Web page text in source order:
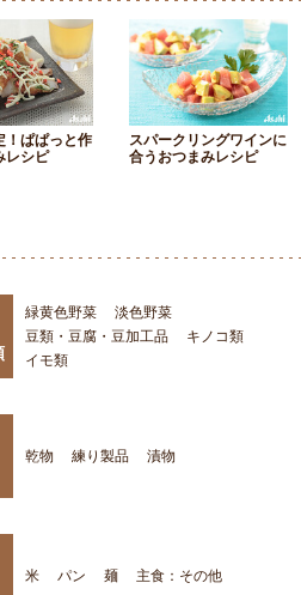
！ぱぱっと作
レシピ
スパークリングワインに
合うおつまみレシピ
緑黄色野菜
淡色野菜
豆類・豆腐・豆加工品
キノコ類
イモ類
乾物 練り製品 漬物
米 パン 麺 主食：その他